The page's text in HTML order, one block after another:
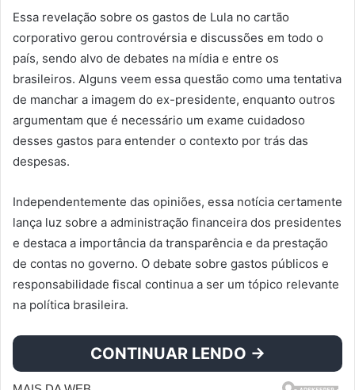
Essa revelação sobre os gastos de Lula no cartão
corporativo gerou controvérsia e discussões em todo o
país, sendo alvo de debates na mídia e entre os
brasileiros. Alguns veem essa questão como uma tentativa
de manchar a imagem do ex-presidente, enquanto outros
argumentam que é necessário um exame cuidadoso
desses gastos para entender o contexto por trás das
despesas.
Independentemente das opiniões, essa notícia certamente
lança luz sobre a administração financeira dos presidentes
e destaca a importância da transparência e da prestação
de contas no governo. O debate sobre gastos públicos e
responsabilidade fiscal continua a ser um tópico relevante
na política brasileira.
CONTINUAR LENDO →